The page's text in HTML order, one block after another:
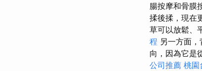
腸按摩和骨膜
揉後揉，現在
草可以放鬆、
程 另一方面
向，因為它是
公司推薦 桃園